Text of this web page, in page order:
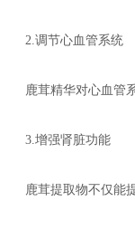
2.调节心血管系统
鹿茸精华对心血管
3.增强肾脏功能
鹿茸提取物不仅能